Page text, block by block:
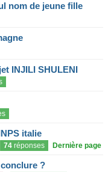
nom de jeune fille
INJILI SHULENI
italie
74 réponses Dernière page
?